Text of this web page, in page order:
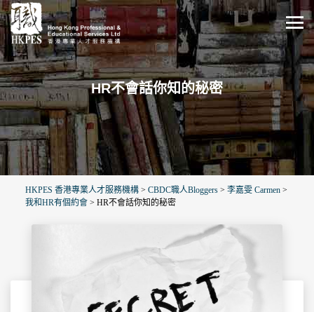
HR不會話你知的秘密
HKPES 香港專業人才服務機構 > CBDC職人Bloggers > 李嘉雯 Carmen >
我和HR有個約會 > HR不會話你知的秘密